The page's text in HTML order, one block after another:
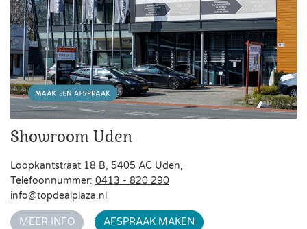
Showroom Uden
Loopkantstraat 18 B, 5405 AC Uden,
Telefoonnummer: 0413 - 820 290
info@topdealplaza.nl
MEER INFO AFSPRAAK MAKEN